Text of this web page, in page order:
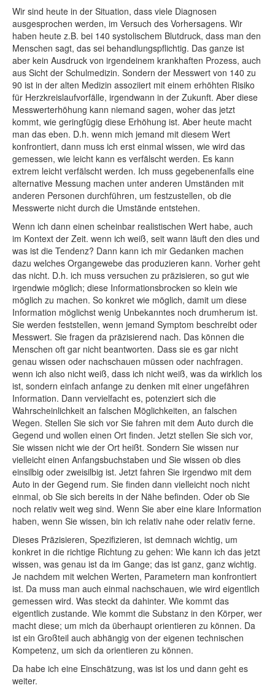
Wir sind heute in der Situation, dass viele Diagnosen
ausgesprochen werden, im Versuch des Vorhersagens. Wir
haben heute z.B. bei 140 systolischem Blutdruck, dass man den
Menschen sagt, das sei behandlungspflichtig. Das ganze ist
aber kein Ausdruck von irgendeinem krankhaften Prozess, auch
aus Sicht der Schulmedizin. Sondern der Messwert von 140 zu
90 ist in der alten Medizin assoziiert mit einem erhöhten Risiko
für Herzkreislaufvorfälle, irgendwann in der Zukunft. Aber diese
Messwerterhöhung kann niemand sagen, woher das jetzt
kommt, wie geringfügig diese Erhöhung ist. Aber heute macht
man das eben. D.h. wenn mich jemand mit diesem Wert
konfrontiert, dann muss ich erst einmal wissen, wie wird das
gemessen, wie leicht kann es verfälscht werden. Es kann
extrem leicht verfälscht werden. Ich muss gegebenenfalls eine
alternative Messung machen unter anderen Umständen mit
anderen Personen durchführen, um festzustellen, ob die
Messwerte nicht durch die Umstände entstehen.
Wenn ich dann einen scheinbar realistischen Wert habe, auch
im Kontext der Zeit. wenn ich weiß, seit wann läuft den dies und
was ist die Tendenz? Dann kann ich mir Gedanken machen
dazu welches Organgewebe das produzieren kann. Vorher geht
das nicht. D.h. ich muss versuchen zu präzisieren, so gut wie
irgendwie möglich; diese Informationsbrocken so klein wie
möglich zu machen. So konkret wie möglich, damit um diese
Information möglichst wenig Unbekanntes noch drumherum ist.
Sie werden feststellen, wenn jemand Symptom beschreibt oder
Messwert. Sie fragen da präzisierend nach. Das können die
Menschen oft gar nicht beantworten. Dass sie es gar nicht
genau wissen oder nachschauen müssen oder nachfragen.
wenn ich also nicht weiß, dass ich nicht weiß, was da wirklich los
ist, sondern einfach anfange zu denken mit einer ungefähren
Information. Dann vervielfacht es, potenziert sich die
Wahrscheinlichkeit an falschen Möglichkeiten, an falschen
Wegen. Stellen Sie sich vor Sie fahren mit dem Auto durch die
Gegend und wollen einen Ort finden. Jetzt stellen Sie sich vor,
Sie wissen nicht wie der Ort heißt. Sondern Sie wissen nur
vielleicht einen Anfangsbuchstaben und Sie wissen ob dies
einsilbig oder zweisilbig ist. Jetzt fahren Sie irgendwo mit dem
Auto in der Gegend rum. Sie finden dann vielleicht noch nicht
einmal, ob Sie sich bereits in der Nähe befinden. Oder ob Sie
noch relativ weit weg sind. Wenn Sie aber eine klare Information
haben, wenn Sie wissen, bin ich relativ nahe oder relativ ferne.
Dieses Präzisieren, Spezifizieren, ist demnach wichtig, um
konkret in die richtige Richtung zu gehen: Wie kann ich das jetzt
wissen, was genau ist da im Gange; das ist ganz, ganz wichtig.
Je nachdem mit welchen Werten, Parametern man konfrontiert
ist. Da muss man auch einmal nachschauen, wie wird eigentlich
gemessen wird. Was steckt da dahinter. Wie kommt das
eigentlich zustande. Wie kommt die Substanz in den Körper, wer
macht diese; um mich da überhaupt orientieren zu können. Da
ist ein Großteil auch abhängig von der eigenen technischen
Kompetenz, um sich da orientieren zu können.
Da habe ich eine Einschätzung, was ist los und dann geht es
weiter.